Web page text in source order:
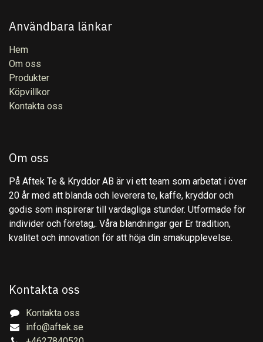
Användbara länkar
Hem
Om oss
Produkter
Köpvillkor
Kontakta oss
Om oss
På Aftek Te & Kryddor AB är vi ett team som arbetat i över
20 år med att blanda och leverera te, kaffe, kryddor och
godis som inspirerar till vardagliga stunder. Utformade för
individer och företag,. Våra blandningar ger Er tradition,
kvalitet och innovation för att höja din smakupplevelse.
Kontakta oss
Kontakta oss
info@aftek.se